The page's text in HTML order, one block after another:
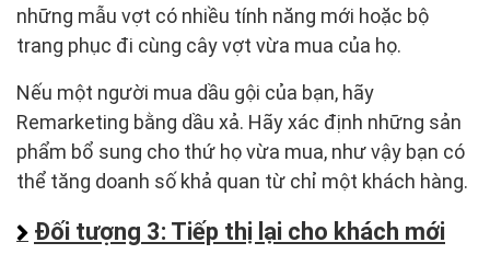
những mẫu vợt có nhiều tính năng mới hoặc bộ
trang phục đi cùng cây vợt vừa mua của họ.
Nếu một người mua dầu gội của bạn, hãy
Remarketing bằng dầu xả. Hãy xác định những sản
phẩm bổ sung cho thứ họ vừa mua, như vậy bạn có
thể tăng doanh số khả quan từ chỉ một khách hàng.
Đối tượng 3: Tiếp thị lại cho khách mới